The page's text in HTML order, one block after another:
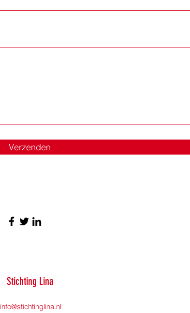
Verzenden
Stichting Lina
info@stichtinglina.nl